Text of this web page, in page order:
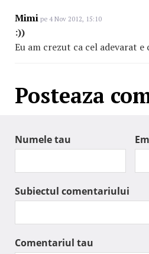
Mimi pe 4 Nov 2012, 15:10
:))
Eu am crezut ca cel adevarat
Posteaza
Numele tau
Subiectul comentariului
Comentariul tau